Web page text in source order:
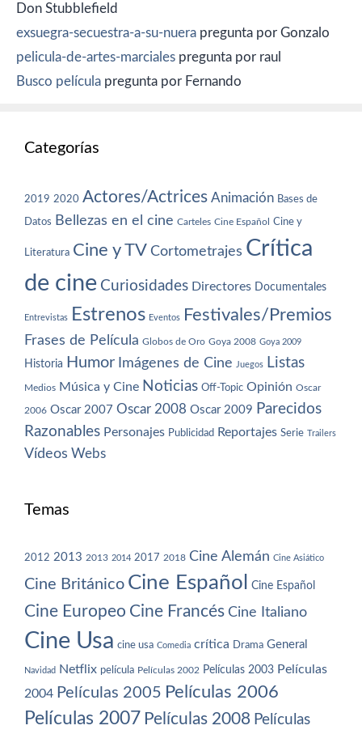
Don Stubblefield
exsuegra-secuestra-a-su-nuera pregunta por Gonzalo
pelicula-de-artes-marciales pregunta por raul
Busco película pregunta por Fernando
Categorías
2019 2020 Actores/Actrices Animación Bases de
Datos Bellezas en el cine Carteles Cine Español Cine y
Literatura Cine y TV Cortometrajes Crítica
de cine Curiosidades Directores Documentales
Entrevistas Estrenos Eventos Festivales/Premios
Frases de Película Globos de Oro Goya 2008 Goya 2009
Historia Humor Imágenes de Cine Juegos Listas
Medios Música y Cine Noticias Off-Topic Opinión Oscar
2006 Oscar 2007 Oscar 2008 Oscar 2009 Parecidos
Razonables Personajes Publicidad Reportajes Serie Trailers
Vídeos Webs
Temas
2012 2013 2013 2014 2017 2018 Cine Alemán Cine Asiático
Cine Británico Cine Español Cine Español
Cine Europeo Cine Francés Cine Italiano
Cine Usa cine usa Comedia crítica Drama General
Navidad Netflix película Películas 2002 Películas 2003 Películas
2004 Películas 2005 Películas 2006
Películas 2007 Películas 2008 Películas